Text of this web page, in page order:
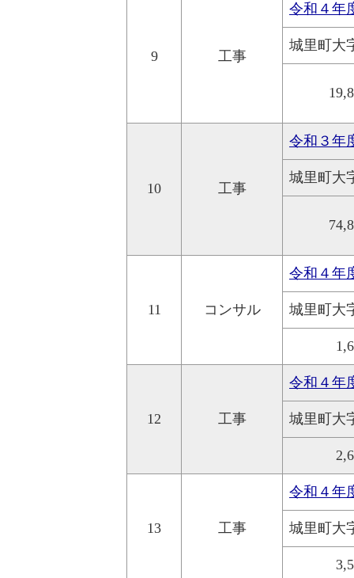
9 工事
令和４
城里町
10 工事
令和３年
城里町大
11 コンサル
令和４年
城里町
12 工事
令和４年
城里町
13 工事
令和４年
城里町